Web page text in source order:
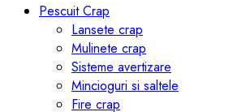
Pescuit Crap
Lansete crap
Mulinete crap
Sisteme avertizare
Mincioguri si saltele
Fire crap